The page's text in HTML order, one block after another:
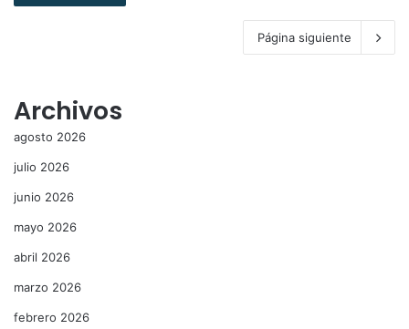
Página siguiente
Archivos
agosto 2026
julio 2026
junio 2026
mayo 2026
abril 2026
marzo 2026
febrero 2026